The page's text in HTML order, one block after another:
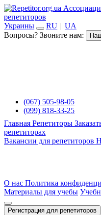
репетиторов
Украины
RU | UA
Вопросы? Звоните нам:
(067) 505-98-05
(099) 818-33-25
Главная Репетиторы
репетиторах
Вакансии для репетиторов
О нас Политика
Материалы для учебы
Регистрация для репетиторов